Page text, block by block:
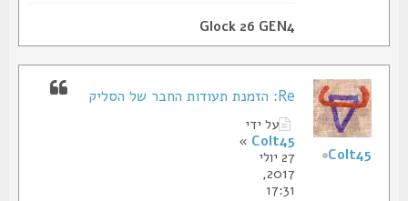
Glock 26 GEN4
Re: הזמנת תעודות החבר של הסליק
על ידי
Colt45
»
27 יולי
2017,
Colt45